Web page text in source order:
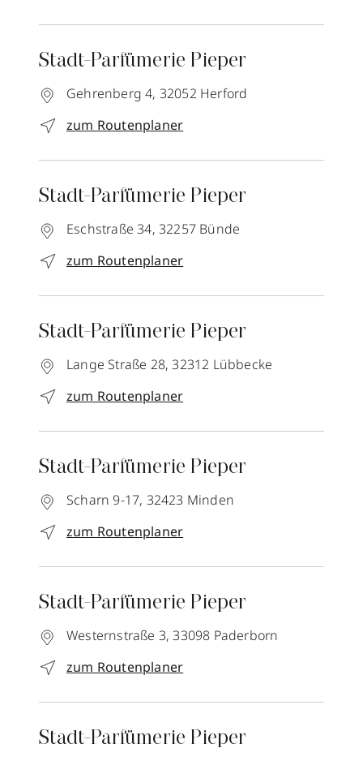
Stadt-Parfümerie Pieper
Gehrenberg 4, 32052 Herford
zum Routenplaner
Stadt-Parfümerie Pieper
Eschstraße 34, 32257 Bünde
zum Routenplaner
Stadt-Parfümerie Pieper
Lange Straße 28, 32312 Lübbecke
zum Routenplaner
Stadt-Parfümerie Pieper
Scharn 9-17, 32423 Minden
zum Routenplaner
Stadt-Parfümerie Pieper
Westernstraße 3, 33098 Paderborn
zum Routenplaner
Stadt-Parfümerie Pieper